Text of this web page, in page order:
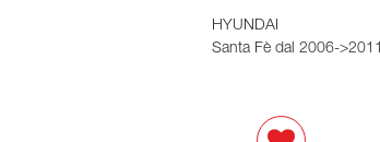
HYUNDAI
Santa Fè dal 2006->2011